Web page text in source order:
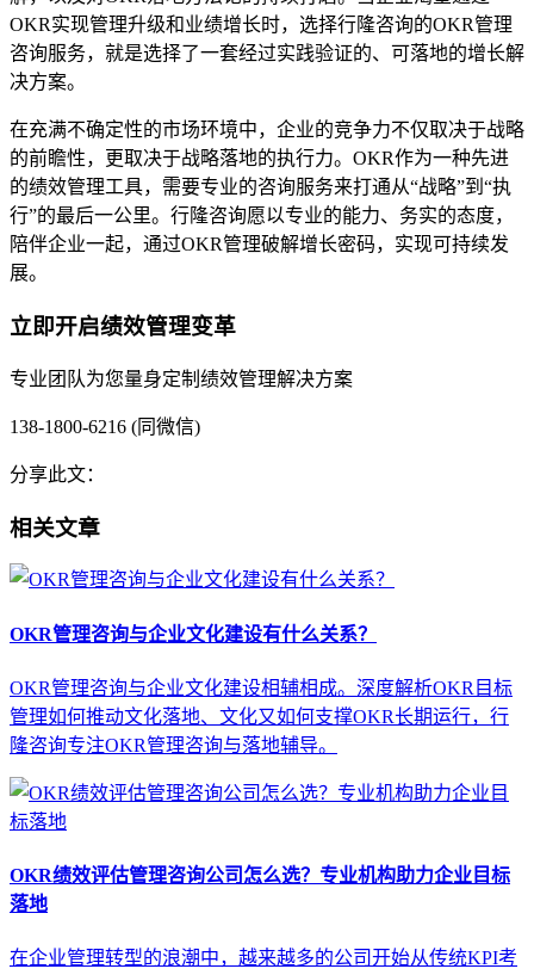
OKR实现管理升级和业绩增长时，选择行隆咨询的OKR管理
咨询服务，就是选择了一套经过实践验证的、可落地的增长解
决方案。
在充满不确定性的市场环境中，企业的竞争力不仅取决于战略
的前瞻性，更取决于战略落地的执行力。OKR作为一种先进
的绩效管理工具，需要专业的咨询服务来打通从“战略”到“执
行”的最后一公里。行隆咨询愿以专业的能力、务实的态度，
陪伴企业一起，通过OKR管理破解增长密码，实现可持续发
展。
立即开启绩效管理变革
专业团队为您量身定制绩效管理解决方案
138-1800-6216 (同微信)
分享此文：
相关文章
OKR管理咨询与企业文化建设有什么关系？
OKR管理咨询与企业文化建设相辅相成。深度解析OKR目标
管理如何推动文化落地、文化又如何支撑OKR长期运行，行
隆咨询专注OKR管理咨询与落地辅导。
OKR绩效评估管理咨询公司怎么选？专业机构助力企业目标
落地
在企业管理转型的浪潮中，越来越多的公司开始从传统KPI考